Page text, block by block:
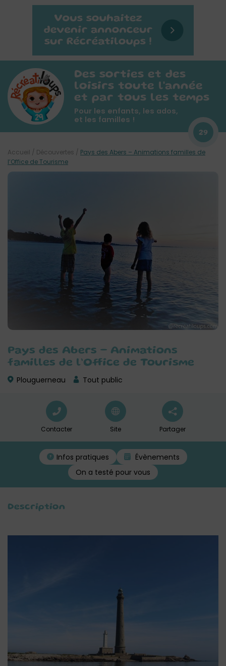
Des sorties et des
loisirs toute l'année
et par tous les temps
Pour les enfants, les ados,
et les familles !
29
Pays des Abers – Animations
familles de l’Office de Tourisme
Plouguerneau Tout public
Accueil / Découvertes / Pays des Abers – Animations familles de
l’Office de Tourisme
Contacter Site Partager
Infos pratiques
Évènements
On a testé pour vous
Description